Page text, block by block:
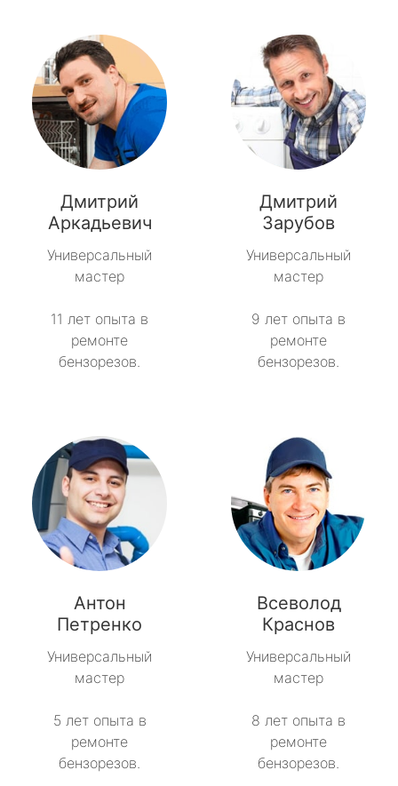
Дмитрий
Аркадьевич
Универсальный
мастер
11 лет опыта в
ремонте
бензорезов.
Дмитрий
Зарубов
Универсальный
мастер
9 лет опыта в
ремонте
бензорезов.
Антон
Петренко
Универсальный
мастер
5 лет опыта в
ремонте
бензорезов.
Всеволод
Краснов
Универсальный
мастер
8 лет опыта в
ремонте
бензорезов.